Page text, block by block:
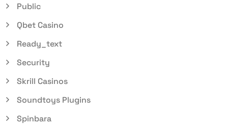
Public
Qbet Casino
Ready_text
Security
Skrill Casinos
Soundtoys Plugins
Spinbara